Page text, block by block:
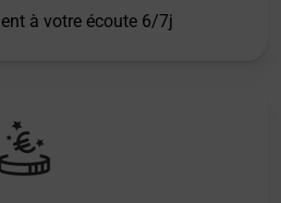
à votre écoute 6/7j